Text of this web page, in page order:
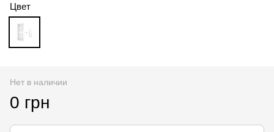
Цвет
Нет в наличии
0 грн